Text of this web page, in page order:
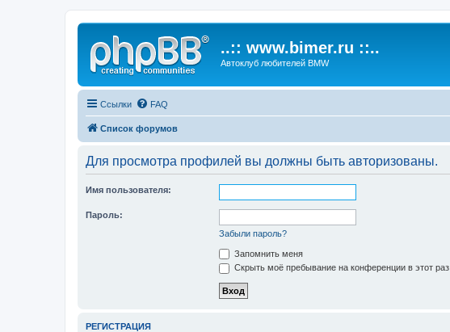
..:: www.bimer.ru ::..
Автоклуб любителей BMW
Ссылки FAQ
Список форумов
Для просмотра профилей вы должны быть авторизованы.
Имя пользователя:
Пароль:
Забыли пароль?
Запомнить меня
Скрыть моё пребывание на конференции в этот раз
РЕГИСТРАЦИЯ